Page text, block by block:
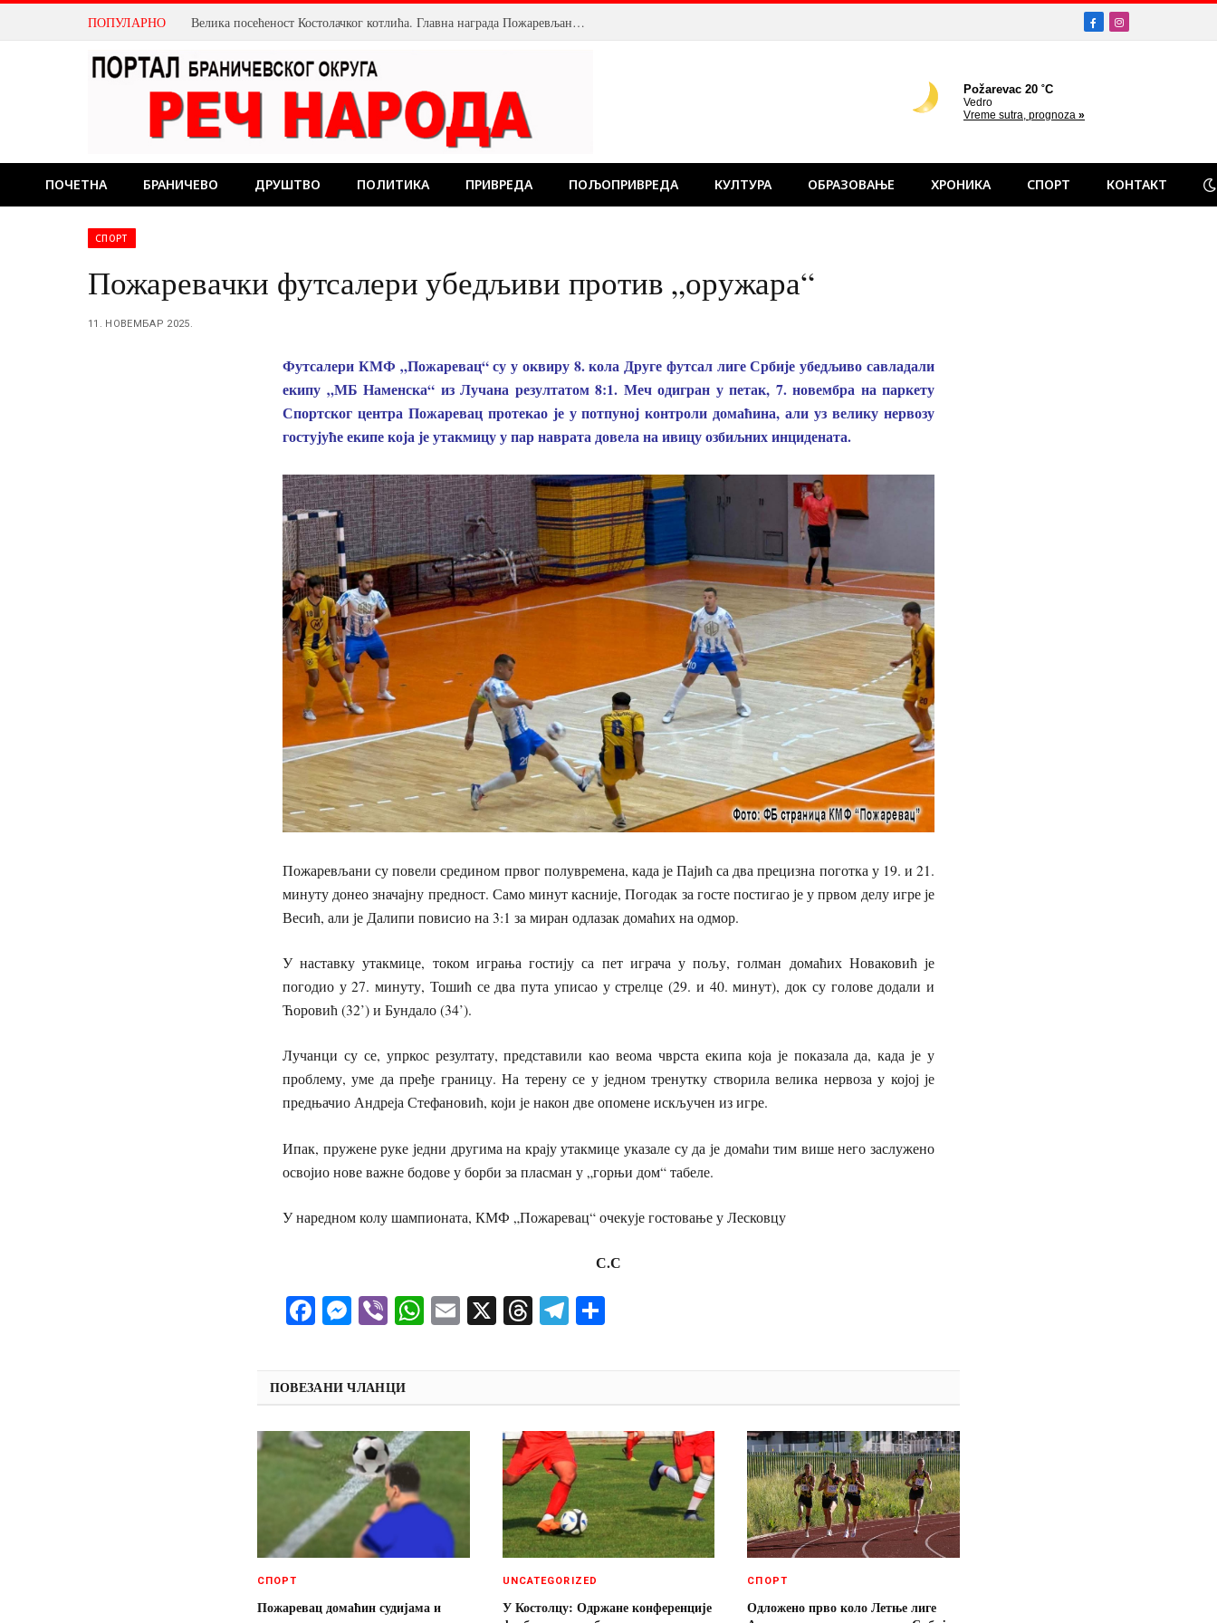
ПОПУЛАРНО Велика посећеност Костолачког котлића. Главна награда Пожаревљанину FacebookInstagram
ПОЧЕТНА БРАНИЧЕВО ДРУШТВО ПОЛИТИКА ПРИВРЕДА ПОЉОПРИВРЕДА КУЛТУРА ОБРАЗОВАЊЕ ХРОНИКА СПОРТ КОНТАКТ
СПОРТ
Пожаревачки футсалери убедљиви против „оружара“
11. НОВЕМБАР 2025.
Футсалери КМФ „Пожаревац“ су у оквиру 8. кола Друге футсал лиге Србије убедљиво савладали
екипу „МБ Наменска“ из Лучана резултатом 8:1. Меч одигран у петак, 7. новембра на паркету
Спортског центра Пожаревац протекао је у потпуној контроли домаћина, али уз велику нервозу
гостујуће екипе која је утакмицу у пар наврата довела на ивицу озбиљних инцидената.
Пожаревљани су повели средином првог полувремена, када је Пајић са два прецизна поготка у 19. и 21.
минуту донео значајну предност. Само минут касније, Погодак за госте постигао је у првом делу игре је
Весић, али је Далипи повисио на 3:1 за миран одлазак домаћих на одмор.
У наставку утакмице, током играња гостију са пет играча у пољу, голман домаћих Новаковић је
погодио у 27. минуту, Тошић се два пута уписао у стрелце (29. и 40. минут), док су голове додали и
Ћоровић (32’) и Бундало (34’).
Лучанци су се, упркос резултату, представили као веома чврста екипа која је показала да, када је у
проблему, уме да пређе границу. На терену се у једном тренутку створила велика нервоза у којој је
предњачио Андреја Стефановић, који је након две опомене искључен из игре.
Ипак, пружене руке једни другима на крају утакмице указале су да је домаћи тим више него заслужено
освојио нове важне бодове у борби за пласман у „горњи дом“ табеле.
У наредном колу шампионата, КМФ „Пожаревац“ очекује гостовање у Лесковцу
С.С
Facebook
Messenger
ViberWhatsApp
Email
X ThreadsTelegram
ПОВЕЗАНИ ЧЛАНЦИ
СПОРТ
Пожаревац домаћин судијама и
UNCATEGORIZED
У Костолцу: Одржане конференције
СПОРТ
Одложено прво коло Летње лиге